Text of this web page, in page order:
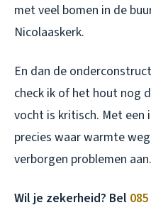
met veel bomen in de
Nicolaaskerk.
En dan de
check ik of het hout nog
vocht is kritisch. Met een
precies waar warmte
verborgen problemen aan.
Wil je zekerheid? Bel